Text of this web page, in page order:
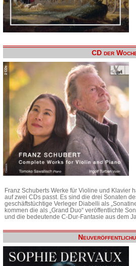
CD der
Franz Schuberts Werke für Violine und Klavier
auf zwei CDs passt. Es sind die drei Sonaten
geschäftstüchtige Verleger Diabelli als
kommen die als „Grand Duo“ veröffentlichte
und die bedeutende C-Dur-Fantasie aus dem